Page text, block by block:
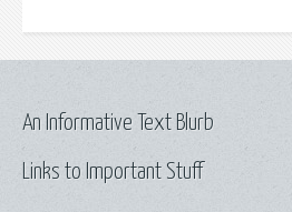
Links to Important Stuff
An Informative Text Blurb